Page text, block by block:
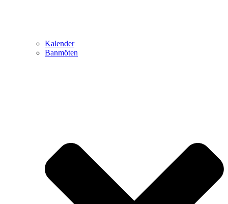
Kalender
Banmöten